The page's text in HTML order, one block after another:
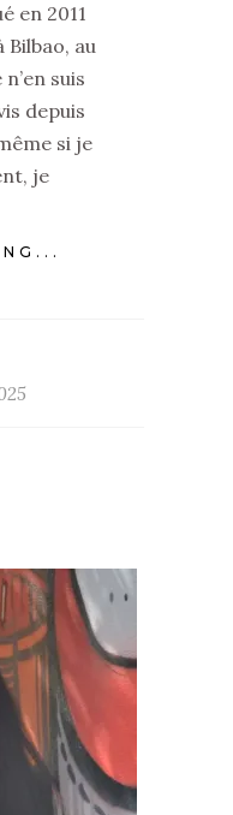
en 2011
Bilbao, au
suis
depuis
si je
je